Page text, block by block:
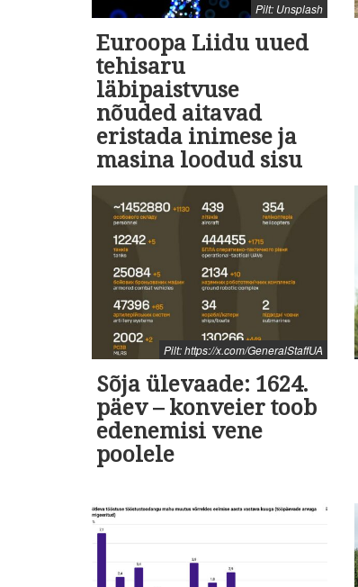
Pilt: Unsplash
Euroopa Liidu uued
tehisaru
läbipaistvuse
nõuded aitavad
eristada inimese ja
masina loodud sisu
Pilt: https://x.com/GeneralStaffUA
Sõja ülevaade: 1624.
päev – konveier toob
edenemisi vene
poolele